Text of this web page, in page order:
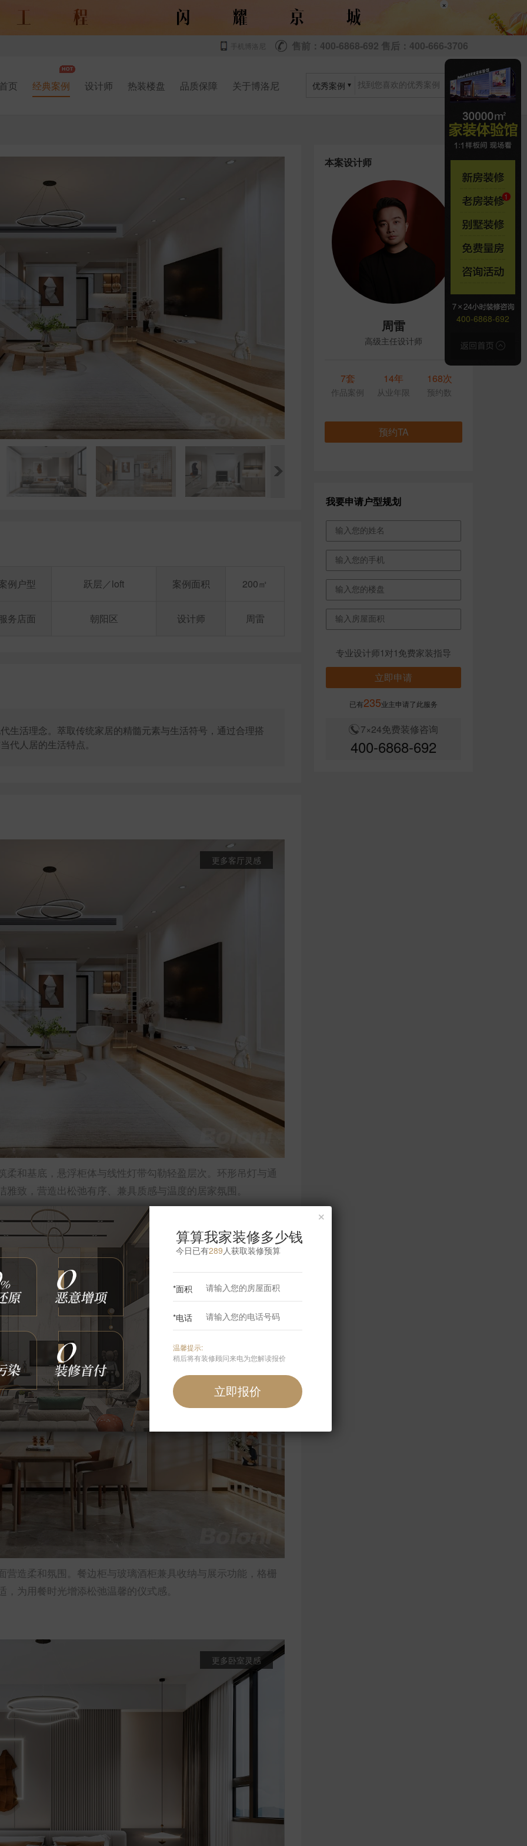
×
手机博洛尼 售前：400-6868-692 售后：400-666-3706
页 经典案例 设计师 热装楼盘 品质保障 关于博洛尼 优秀案例
点击浏览下一张
例户型
务店面
跃层／loft
朝阳区
案例面积
设计师
200㎡
周雷
生活理念。萃取传统家居的精髓元素与生活符号，通过合理搭
代人居的生活特点。
更多客厅灵感
和基底，悬浮柜体与线性灯带勾勒轻盈层次。环形吊灯与通
致，营造出松弛有序、兼具质感与温度的居家氛围。
造柔和氛围。餐边柜与玻璃酒柜兼具收纳与展示功能，格栅
为用餐时光增添松弛温馨的仪式感。
更多卧室灵感
本案设计师
周雷
高级主任设计师
168次
预约数
14年
从业年限
7套
作品案例
预约TA
我要申请户型规划
专业设计师1对1免费家装指导
立即申请
已有235业主申请了此服务
7×24免费装修咨询
400-6868-692
400-6868-692
×
算算我家装修多少钱
今日已有289 人获取装修预算
*面积
*电话
温馨提示:
稍后将有装修顾问来电为您解读报价